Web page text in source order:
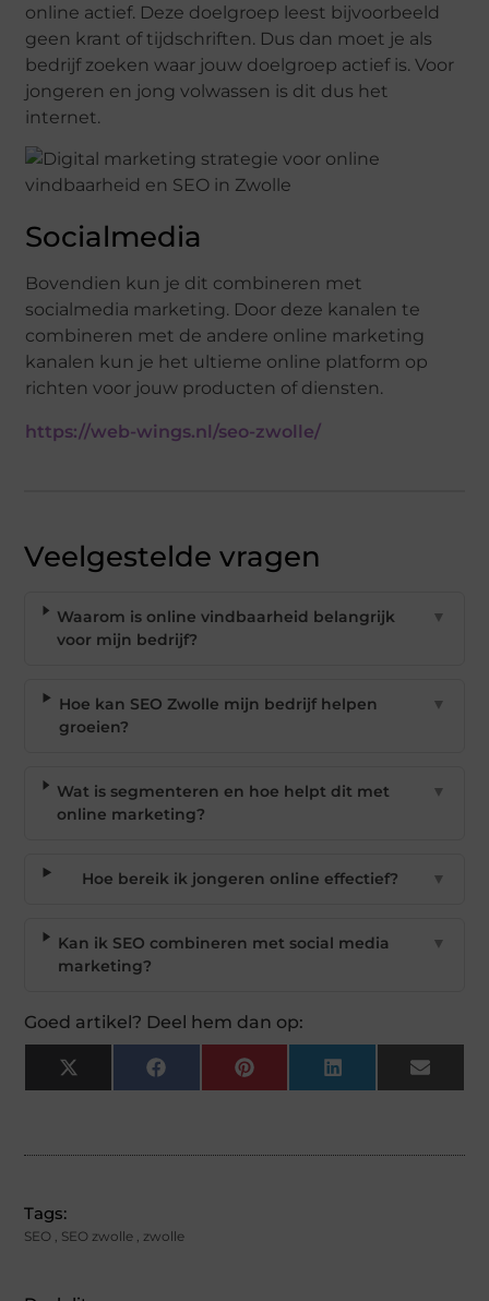
online actief. Deze doelgroep leest bijvoorbeeld
geen krant of tijdschriften. Dus dan moet je als
bedrijf zoeken waar jouw doelgroep actief is. Voor
jongeren en jong volwassen is dit dus het
internet.
Socialmedia
Bovendien kun je dit combineren met
socialmedia marketing. Door deze kanalen te
combineren met de andere online marketing
kanalen kun je het ultieme online platform op
richten voor jouw producten of diensten.
https://web-wings.nl/seo-zwolle/
Veelgestelde vragen
Waarom is online vindbaarheid belangrijk
voor mijn bedrijf?
▼
Hoe kan SEO Zwolle mijn bedrijf helpen
groeien?
▼
Wat is segmenteren en hoe helpt dit met
online marketing?
▼
Hoe bereik ik jongeren online effectief? ▼
Kan ik SEO combineren met social media
marketing?
▼
Goed artikel? Deel hem dan op:
X
(Twitter)
Facebook Pinterest LinkedIn Email
Tags:
SEO SEO zwolle zwolle